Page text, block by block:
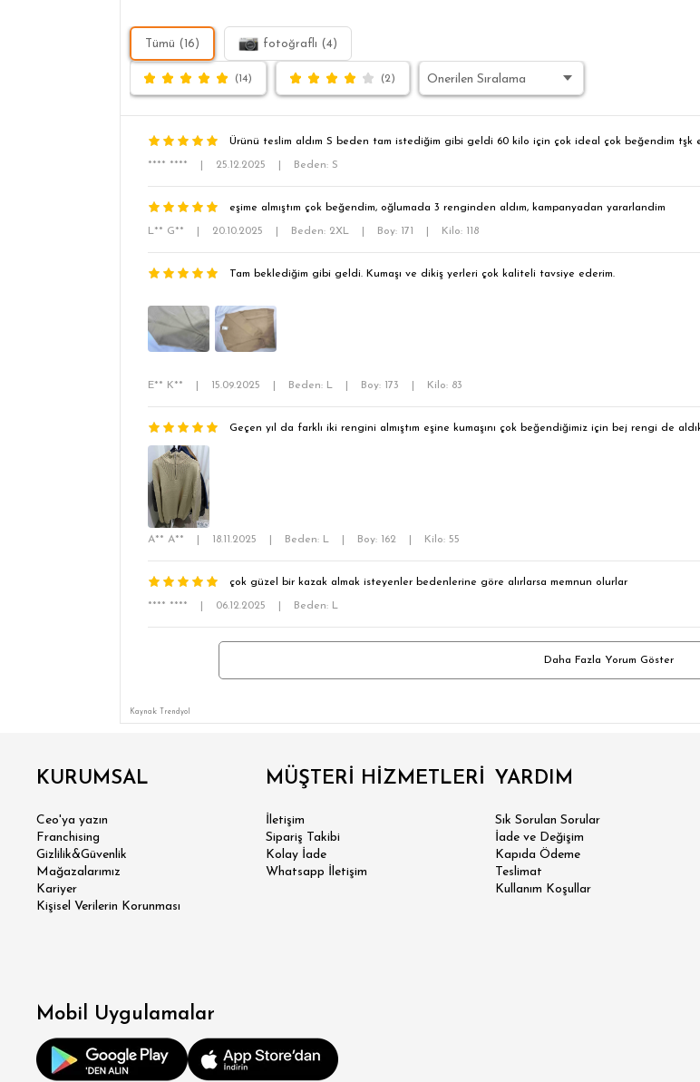
SÜPER SLİM FİT
KLASİK FİT
Tümü (16) fotoğraflı (4)
(14) (2)
Ürünü teslim aldım S beden tam istediğim gibi geldi 60 kilo için çok ideal çok beğendim tşk
**** **** 25.12.2025 Beden: S
eşime almıştım çok beğendim, oğlumada 3 renginden aldım, kampanyadan yararlandim
L** G** 20.10.2025 Beden: 2XL Boy: 171 Kilo: 118
Tam beklediğim gibi geldi. Kumaşı ve dikiş yerleri çok kaliteli tavsiye ederim.
E** K** 15.09.2025 Beden: L Boy: 173 Kilo: 83
Geçen yıl da farklı iki rengini almıştım eşine kumaşını çok beğendiğimiz için bej rengi de
A** A** 18.11.2025 Beden: L Boy: 162 Kilo: 55
çok güzel bir kazak almak isteyenler bedenlerine göre alırlarsa memnun olurlar
**** **** 06.12.2025 Beden: L
Daha Fazla Yorum Göster
Kaynak: Trendyol
KURUMSAL
Ceo'ya yazın
Franchising
Gizlilik&Güvenlik
Mağazalarımız
Kariyer
Kişisel Verilerin Korunması
MÜŞTERİ HİZMETLERİ
İletişim
Sipariş Takibi
Kolay İade
Whatsapp İletişim
YARDIM
Sık Sorulan Sorular
İade ve Değişim
Kapıda Ödeme
Teslimat
Kullanım Koşullar
Mobil Uygulamalar